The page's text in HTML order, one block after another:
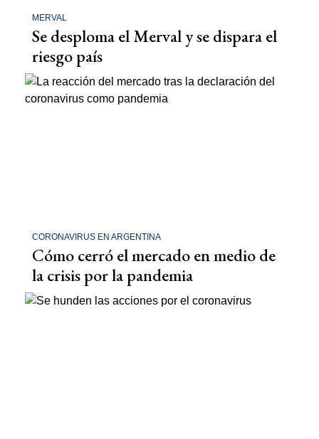
MERVAL
Se desploma el Merval y se dispara el
riesgo país
CORONAVIRUS EN ARGENTINA
Cómo cerró el mercado en medio de
la crisis por la pandemia